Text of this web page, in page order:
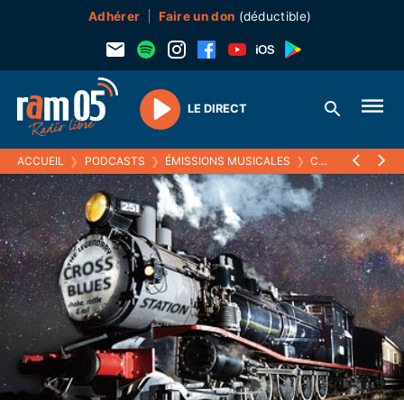
Adhérer Faire un don (déductible)
Play
LE DIRECT
ACCUEIL ❯ PODCASTS ❯ ÉMISSIONS MUSICALES ❯ CROSS BLUES STATION